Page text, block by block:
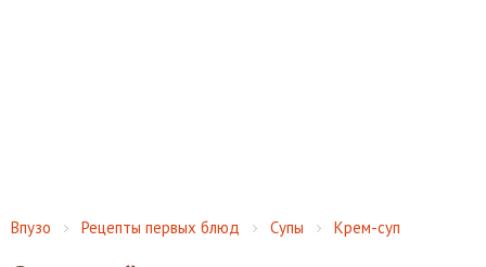
Впузо Рецепты первых блюд Супы Крем-суп